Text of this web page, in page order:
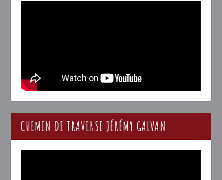
CHEMIN DE TRAVERSE JÉRÉMY GALVAN